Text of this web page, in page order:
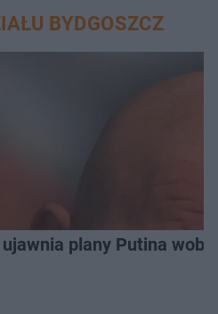
BYDGOSZCZ
plany Putina